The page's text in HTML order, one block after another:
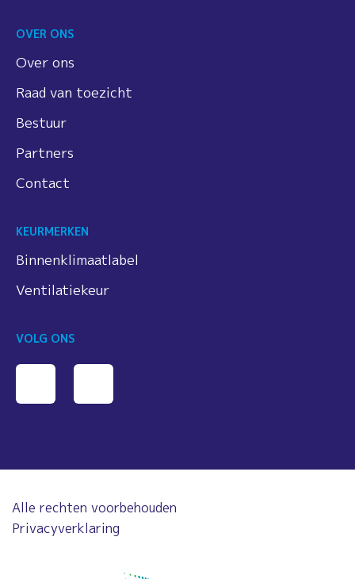
OVER ONS
Over ons
Raad van toezicht
Bestuur
Partners
Contact
KEURMERKEN
Binnenklimaatlabel
Ventilatiekeur
VOLG ONS
Alle rechten voorbehouden
Privacyverklaring